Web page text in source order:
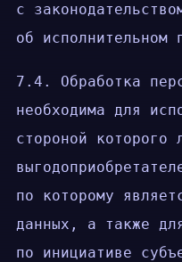
с
об исполнительном
7.4. Обработка
необходима для
стороной которого
по которому
данных, а также
по инициативе